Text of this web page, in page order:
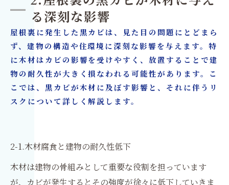
る深刻な影響
屋根裏に発生した黒カビは、見た目の問題にとどまら
ず、建物の構造や住環境に深刻な影響を与えます。特
に木材はカビの影響を受けやすく、放置することで建
物の耐久性が大きく損なわれる可能性があります。こ
こでは、黒カビが木材に及ぼす影響と、それに伴うリ
スクについて詳しく解説します。
2-1.木材腐食と建物の耐久性低下
木材は建物の骨組みとして重要な役割を担っています
が、カビが発生するとその強度が徐々に低下していきま